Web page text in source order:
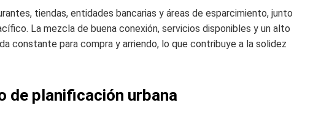
tiendas, entidades bancarias y áreas de esparcimiento, junto
La mezcla de buena conexión, servicios disponibles y un alto
constante para compra y arriendo, lo que contribuye a la solidez
de planificación urbana